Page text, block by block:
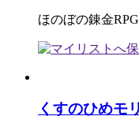
ほのぼの錬金RPG
くすのひめモ